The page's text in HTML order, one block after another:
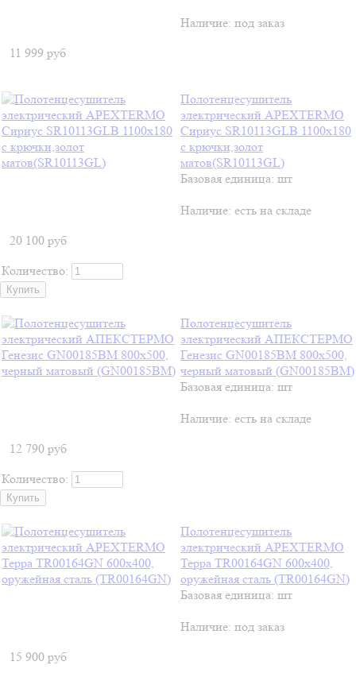
Наличие: под заказ
11 999 руб
Полотенцесушитель
электрический APEXTERMO
Сириус SR10113GLB 1100x180
с крючки,золот
матов(SR10113GL)
Базовая единица: шт
Наличие: есть на складе
20 100 руб
Количество:
Полотенцесушитель
электрический АПЕКСТЕРМО
Генезис GN00185BM 800x500,
черный матовый (GN00185BM)
Базовая единица: шт
Наличие: есть на складе
12 790 руб
Количество:
Полотенцесушитель
электрический APEXTERMO
Терра TR00164GN 600x400,
оружейная сталь (TR00164GN)
Базовая единица: шт
Наличие: под заказ
15 900 руб